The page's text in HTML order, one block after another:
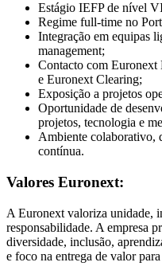
Estágio IEFP de nível
Regime full-time no
Integração em equipas
management;
Contacto com Euronext
e Euronext Clearing;
Exposição a projetos
Oportunidade de
projetos, tecnologia e
Ambiente colaborativo,
contínua.
Valores Euronext:
A Euronext valoriza unidade,
responsabilidade. A empresa
diversidade, inclusão,
e foco na entrega de valor